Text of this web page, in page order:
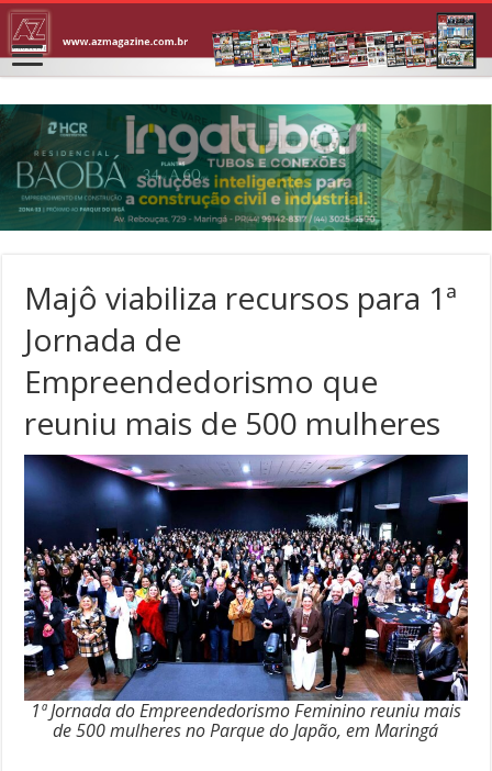
Majô viabiliza recursos para 1ª
Jornada de
Empreendedorismo que
reuniu mais de 500 mulheres
1ª Jornada do Empreendedorismo Feminino reuniu mais
de 500 mulheres no Parque do Japão, em Maringá